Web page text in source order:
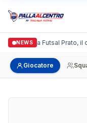
NEWS
Italgronda Futsal Prato,
Giocatore